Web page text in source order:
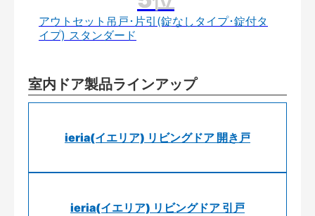
アウトセット吊戸･片引(錠なしタイプ･錠付タ
イプ) スタンダード
室内ドア製品ラインアップ
ieria(イエリア) リビングドア 開き戸
ieria(イエリア) リビングドア 引戸